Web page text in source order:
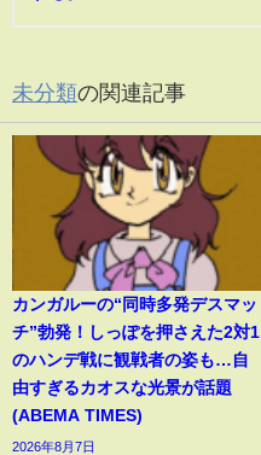
未分類の関連記事
カンガルーの“同時多発デスマッ
チ”勃発！しっぽを押さえた2対1
のハンデ戦に観戦者の姿も…自
由すぎるカオスな光景が話題
(ABEMA TIMES)
2026年8月7日